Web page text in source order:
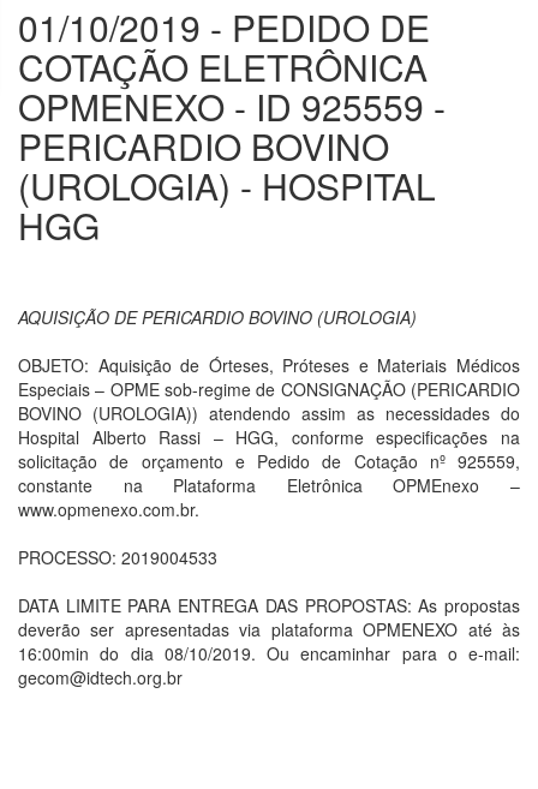
01/10/2019 - PEDIDO DE
COTAÇÃO ELETRÔNICA
OPMENEXO - ID 925559 -
PERICARDIO BOVINO
(UROLOGIA) - HOSPITAL
HGG
AQUISIÇÃO DE PERICARDIO BOVINO (UROLOGIA)
OBJETO: Aquisição de Órteses, Próteses e Materiais Médicos
Especiais – OPME sob-regime de CONSIGNAÇÃO (PERICARDIO
BOVINO (UROLOGIA)) atendendo assim as necessidades do
Hospital Alberto Rassi – HGG, conforme especificações na
solicitação de orçamento e Pedido de Cotação nº 925559,
constante na Plataforma Eletrônica OPMEnexo –
www.opmenexo.com.br.
PROCESSO: 2019004533
DATA LIMITE PARA ENTREGA DAS PROPOSTAS: As propostas
deverão ser apresentadas via plataforma OPMENEXO até às
16:00min do dia 08/10/2019. Ou encaminhar para o e-mail:
gecom@idtech.org.br